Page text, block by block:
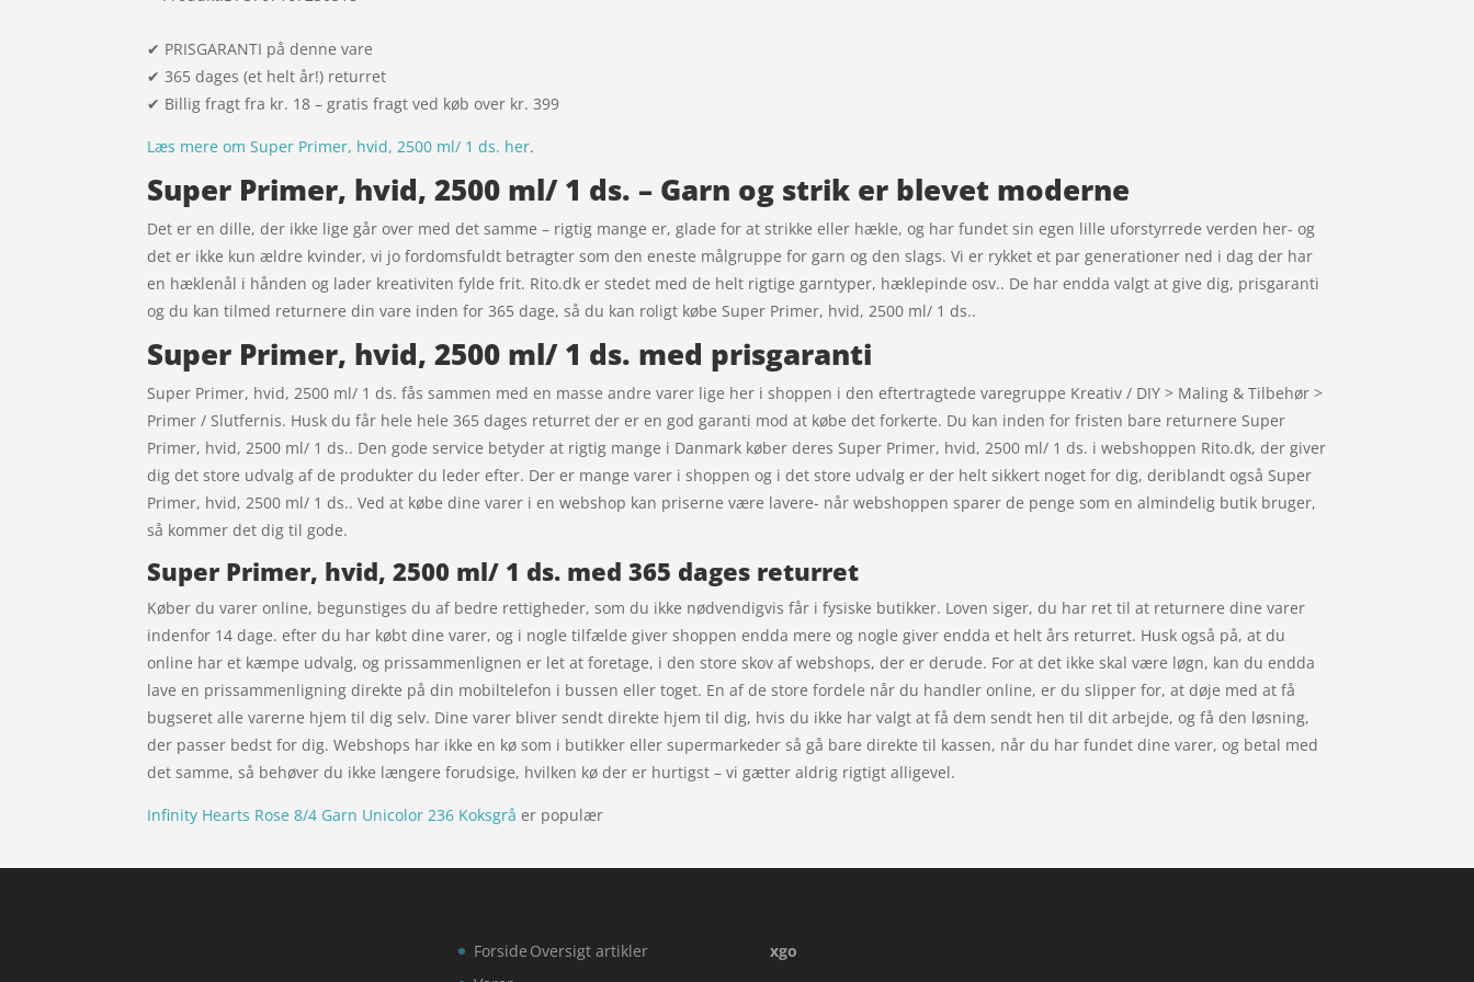
✔ PRISGARANTI på denne vare
✔ 365 dages (et helt år!) returret
✔ Billig fragt fra kr. 18 – gratis fragt ved køb over kr. 399
Læs mere om Super Primer, hvid, 2500 ml/ 1 ds. her.
Super Primer, hvid, 2500 ml/ 1 ds. – Garn og strik er blevet moderne
Det er en dille, der ikke lige går over med det samme – rigtig mange er, glade for at strikke eller hækle, og har fundet sin egen lille uforstyrrede verden her- og
det er ikke kun ældre kvinder, vi jo fordomsfuldt betragter som den eneste målgruppe for garn og den slags. Vi er rykket et par generationer ned i dag der har
en hæklenål i hånden og lader kreativiten fylde frit. Rito.dk er stedet med de helt rigtige garntyper, hæklepinde osv.. De har endda valgt at give dig, prisgaranti
og du kan tilmed returnere din vare inden for 365 dage, så du kan roligt købe Super Primer, hvid, 2500 ml/ 1 ds..
Super Primer, hvid, 2500 ml/ 1 ds. med prisgaranti
Super Primer, hvid, 2500 ml/ 1 ds. fås sammen med en masse andre varer lige her i shoppen i den eftertragtede varegruppe Kreativ / DIY > Maling & Tilbehør >
Primer / Slutfernis. Husk du får hele hele 365 dages returret der er en god garanti mod at købe det forkerte. Du kan inden for fristen bare returnere Super
Primer, hvid, 2500 ml/ 1 ds.. Den gode service betyder at rigtig mange i Danmark køber deres Super Primer, hvid, 2500 ml/ 1 ds. i webshoppen Rito.dk, der giver
dig det store udvalg af de produkter du leder efter. Der er mange varer i shoppen og i det store udvalg er der helt sikkert noget for dig, deriblandt også Super
Primer, hvid, 2500 ml/ 1 ds.. Ved at købe dine varer i en webshop kan priserne være lavere- når webshoppen sparer de penge som en almindelig butik bruger,
så kommer det dig til gode.
Super Primer, hvid, 2500 ml/ 1 ds. med 365 dages returret
Køber du varer online, begunstiges du af bedre rettigheder, som du ikke nødvendigvis får i fysiske butikker. Loven siger, du har ret til at returnere dine varer
indenfor 14 dage. efter du har købt dine varer, og i nogle tilfælde giver shoppen endda mere og nogle giver endda et helt års returret. Husk også på, at du
online har et kæmpe udvalg, og prissammenlignen er let at foretage, i den store skov af webshops, der er derude. For at det ikke skal være løgn, kan du endda
lave en prissammenligning direkte på din mobiltelefon i bussen eller toget. En af de store fordele når du handler online, er du slipper for, at døje med at få
bugseret alle varerne hjem til dig selv. Dine varer bliver sendt direkte hjem til dig, hvis du ikke har valgt at få dem sendt hen til dit arbejde, og få den løsning,
der passer bedst for dig. Webshops har ikke en kø som i butikker eller supermarkeder så gå bare direkte til kassen, når du har fundet dine varer, og betal med
det samme, så behøver du ikke længere forudsige, hvilken kø der er hurtigst – vi gætter aldrig rigtigt alligevel.
Infinity Hearts Rose 8/4 Garn Unicolor 236 Koksgrå er populær
Forside Oversigt artikler
xgo